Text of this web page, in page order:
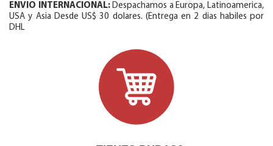
ENVIO INTERNACIONAL:Despachamos a Europa, Latinoamerica,
USA y Asia Desde US$ 30 dolares. (Entrega en 2 dias habiles por
DHL